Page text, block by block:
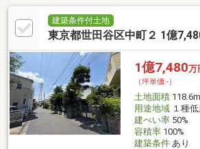
広々とした間口を確保。用途地域の境に位置
建物ボリュームを確保した、伸びやかな邸宅
だけます。● この地にふさわしい住まいを静
愛される住まい。建築プランや現地の魅力も
します。お気軽にお問い合わせください。
建築条件付土地
東京都世田谷区中町２ 1億
1億7,480万
（坪単価:-）
土地面積118.6m
用途地域１種低
建ぺい率50%
容積率100%
建築条件あり